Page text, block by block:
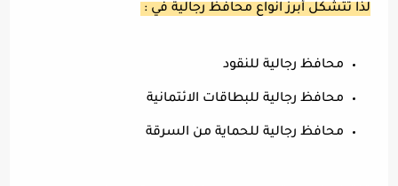
لذا تتشكل أبرز انواع محافظ رجالية في :
محافظ رجالية للنقود
محافظ رجالية للبطاقات الائتمانية
محافظ رجالية للحماية من السرقة